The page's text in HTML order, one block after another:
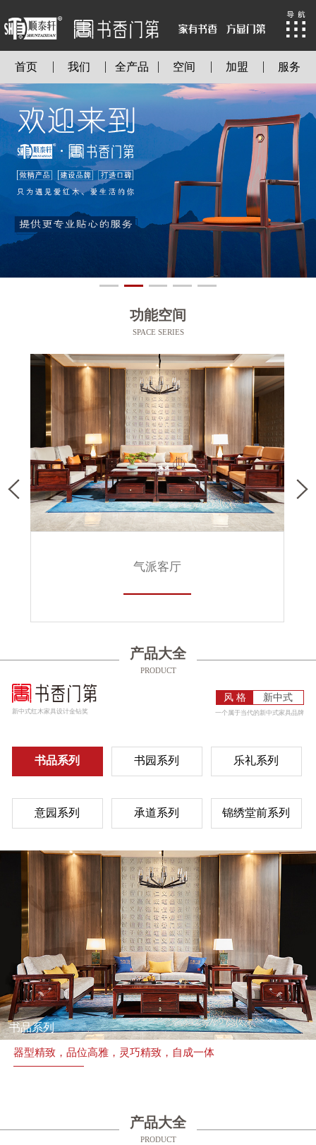
首页 我们 全产品 空间 加盟 服务
功能空间
SPACE SERIES
气派客厅
产品大全
PRODUCT
新中式红木家具设计金钻奖
风 格 新中式
一个属于当代的新中式家具品牌
书品系列 书园系列 乐礼系列
意园系列 承道系列 锦绣堂前系列
书品系列
器型精致，品位高雅，灵巧精致，自成一体
产品大全
PRODUCT